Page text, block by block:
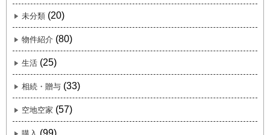
未分類 (20)
物件紹介 (80)
生活 (25)
相続・贈与 (33)
空地空家 (57)